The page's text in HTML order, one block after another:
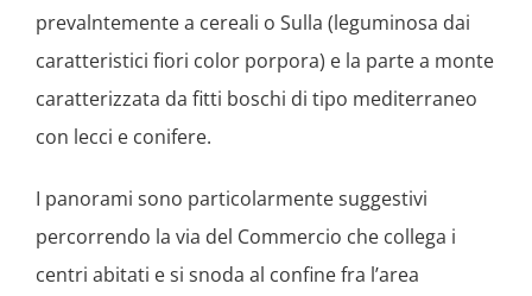
prevalntemente a cereali o Sulla (leguminosa dai
caratteristici fiori color porpora) e la parte a monte
caratterizzata da fitti boschi di tipo mediterraneo
con lecci e conifere.
I panorami sono particolarmente suggestivi
percorrendo la via del Commercio che collega i
centri abitati e si snoda al confine fra l’area